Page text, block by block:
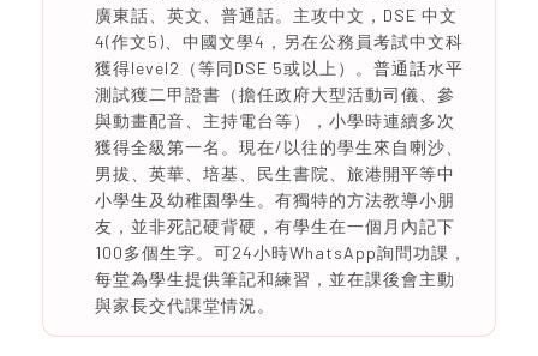
廣東話、英文、普通話。主攻中文，DSE 中文
4(作文5)、中國文學4，另在公務員考試中文科
獲得level2（等同DSE 5或以上）。普通話水平
測試獲二甲證書（擔任政府大型活動司儀、參
與動畫配音、主持電台等），小學時連續多次
獲得全級第一名。現在/以往的學生來自喇沙、
男拔、英華、培基、民生書院、旅港開平等中
小學生及幼稚園學生。有獨特的方法教導小朋
友，並非死記硬背硬，有學生在一個月內記下
100多個生字。可24小時WhatsApp詢問功課，
每堂為學生提供筆記和練習，並在課後會主動
與家長交代課堂情況。